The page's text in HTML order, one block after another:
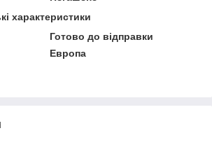
характеристики
Готово до відправки
Европа